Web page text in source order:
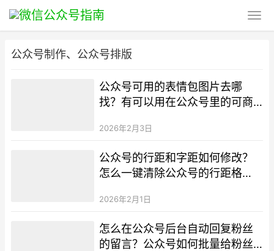
公众号制作、公众号排版
公众号可用的表情包图片去哪
找？有可以用在公众号里的可商
2026年2月3日
公众号的行距和字距如何修改？
怎么一键清除公众号的行距格
2026年2月1日
怎么在公众号后台自动回复粉丝
的留言？公众号如何批量给粉丝